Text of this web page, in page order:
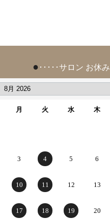
● ･････サロン お休み
月 火 水 木
3 4 5 6
10 11 12 13
17 18 19 20